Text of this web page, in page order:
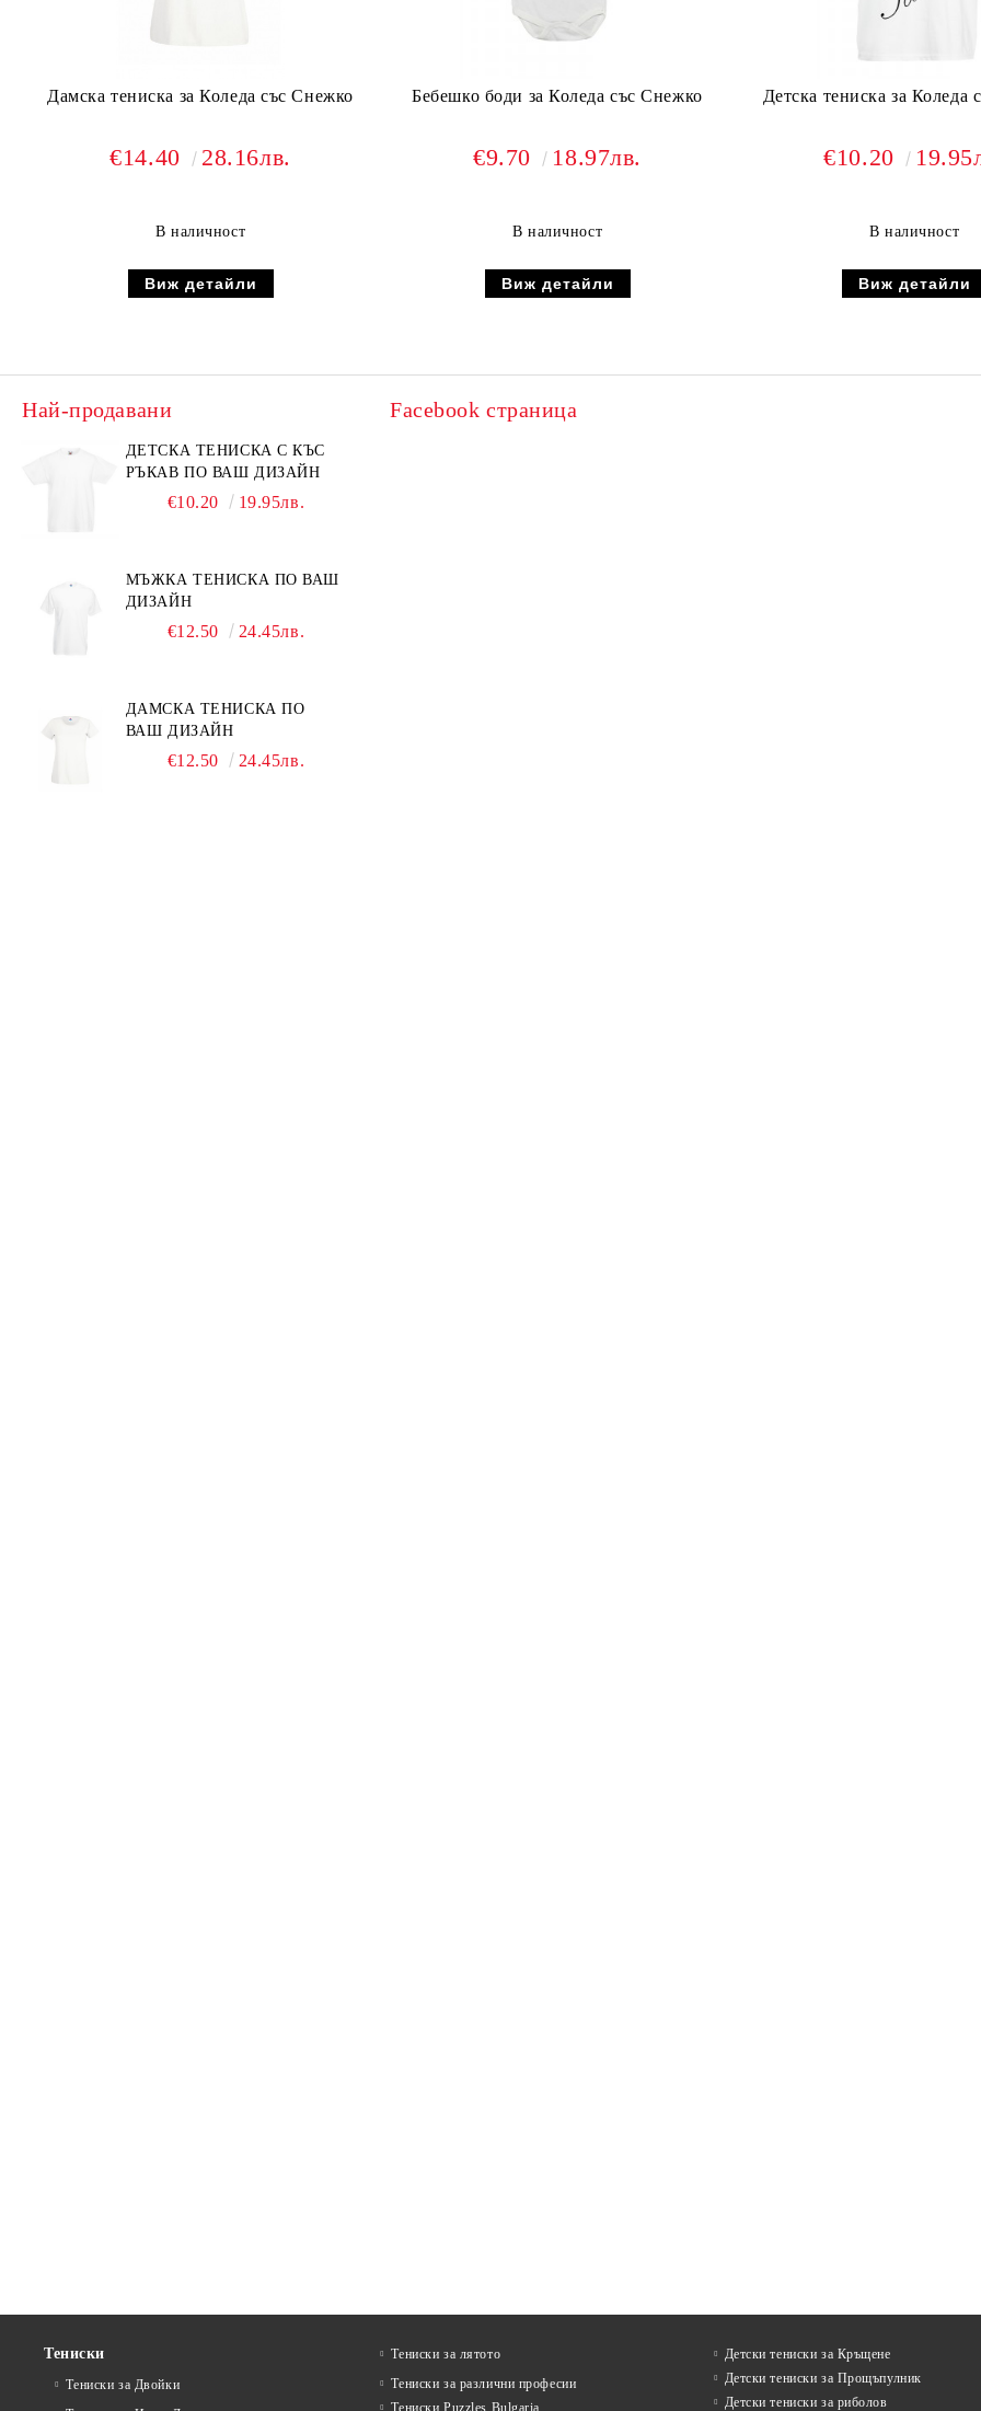
Дамска тениска за Коледа със Снежко
€14.40 28.16лв.
В наличност
Виж детайли
Бебешко боди за Коледа със Снежко
€9.70 18.97лв.
В наличност
Виж детайли
Детска тениска за Коледа
€10.20
В наличност
Виж детайли
Най-продавани
ДЕТСКА ТЕНИСКА С КЪС
РЪКАВ ПО ВАШ ДИЗАЙН
€10.20 19.95лв.
МЪЖКА ТЕНИСКА ПО ВАШ
ДИЗАЙН
€12.50 24.45лв.
ДАМСКА ТЕНИСКА ПО
ВАШ ДИЗАЙН
€12.50 24.45лв.
Facebook страница
Тениски
Тениски за Двойки
Тениски за лятото
Тениски за различни професии
Тениски Puzzles Bulgaria
Детски тениски за Кръщене
Детски тениски за Прощъпулник
Детски тениски за риболов